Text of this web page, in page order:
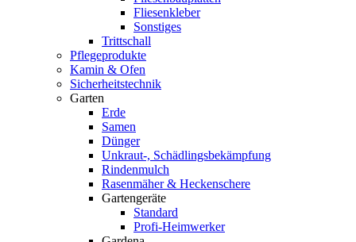
Fliesenkleber
Sonstiges
Trittschall
Pflegeprodukte
Kamin & Ofen
Sicherheitstechnik
Garten
Erde
Samen
Dünger
Unkraut-, Schädlingsbekämpfung
Rindenmulch
Rasenmäher & Heckenschere
Gartengeräte
Standard
Profi-Heimwerker